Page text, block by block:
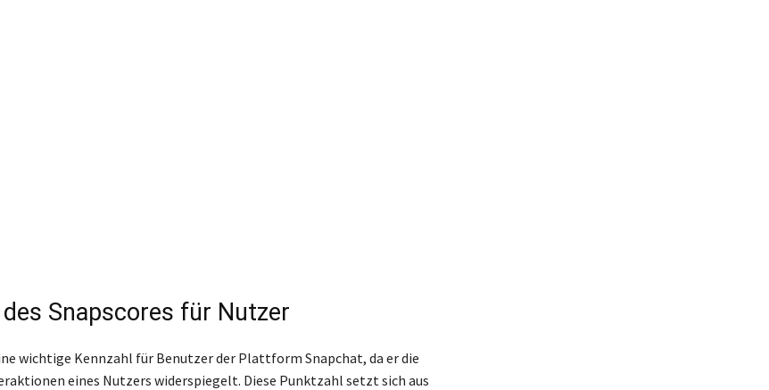
Snapscores für Nutzer
wichtige Kennzahl für Benutzer der Plattform Snapchat, da er die
eines Nutzers widerspiegelt. Diese Punktzahl setzt sich aus